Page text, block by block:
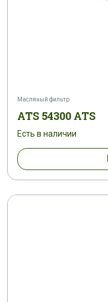
Масляный фильтр
ATS 54300 ATS
Есть в наличии